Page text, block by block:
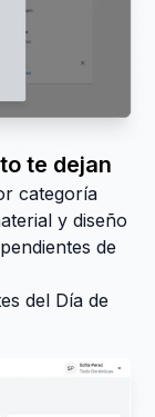
te dejan
categoría
y diseño
de
del Día de